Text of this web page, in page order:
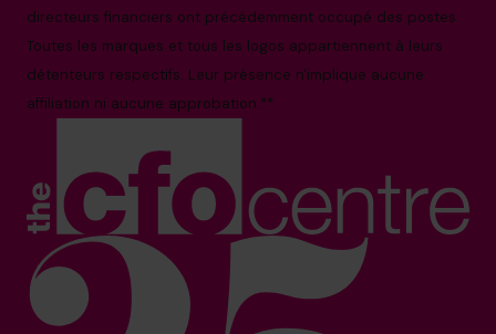
directeurs financiers ont précédemment occupé des postes.
Toutes les marques et tous les logos appartiennent à leurs
détenteurs respectifs. Leur présence n'implique aucune
affiliation ni aucune approbation.**